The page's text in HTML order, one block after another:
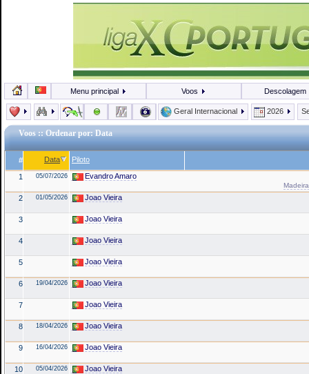
Menu principal Voos Descolagem
Geral Internacional 2026
Voos :: Ordenar por: Data
# Data Piloto
1 05/07/2026 Evandro Amaro
2 01/05/2026 Joao Vieira
3 Joao Vieira
4 Joao Vieira
5 Joao Vieira
6 19/04/2026 Joao Vieira
7 Joao Vieira
8 18/04/2026 Joao Vieira
9 16/04/2026 Joao Vieira
10 05/04/2026 Joao Vieira